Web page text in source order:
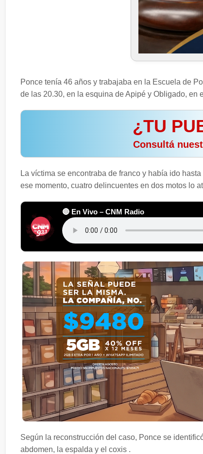
Ponce tenía 46 años y trabajaba en la Escuela de
de las 20.30, en la esquina de Apipé y Obligado, en
¿TU
Consultá
La víctima se encontraba de franco y había ido
ese momento, cuatro delincuentes en dos motos lo
🔴 En Vivo – CNM Radio
Según la reconstrucción del caso, Ponce se
abdomen, la espalda y el coxis .